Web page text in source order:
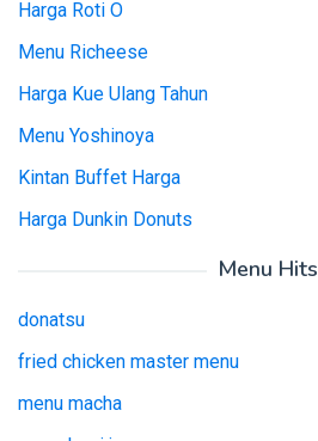
Harga Roti O
Menu Richeese
Harga Kue Ulang Tahun
Menu Yoshinoya
Kintan Buffet Harga
Harga Dunkin Donuts
Menu Hits
donatsu
fried chicken master menu
menu macha